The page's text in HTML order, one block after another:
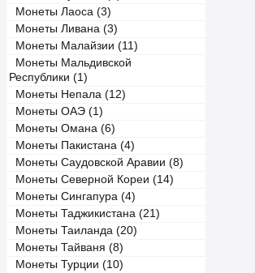
Монеты Лаоса (3)
Монеты Ливана (3)
Монеты Малайзии (11)
Монеты Мальдивской
Республики (1)
Монеты Непала (12)
Монеты ОАЭ (1)
Монеты Омана (6)
Монеты Пакистана (4)
Монеты Саудовской Аравии (8)
Монеты Северной Кореи (14)
Монеты Сингапура (4)
Монеты Таджикистана (21)
Монеты Таиланда (20)
Монеты Тайваня (8)
Монеты Турции (10)